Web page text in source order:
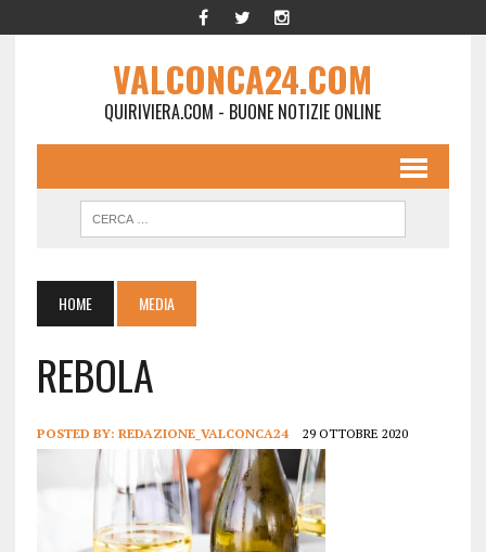
VALCONCA24.COM
QUIRIVIERA.COM - BUONE NOTIZIE ONLINE
HOME MEDIA
REBOLA
POSTED BY: REDAZIONE_VALCONCA24 29 OTTOBRE 2020